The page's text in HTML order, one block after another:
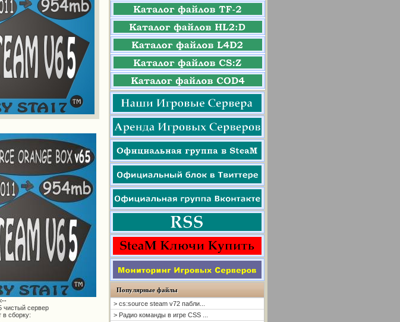
чистый сервер
в сборку:
Популярные файлы
> cs:source steam v72 пабли...
> Радио команды в игре CSS ...